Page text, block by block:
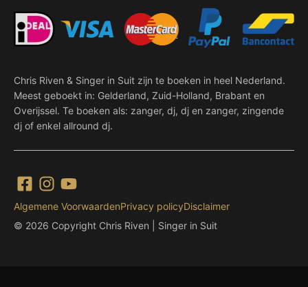
Chris Riven & Singer in Suit zijn te boeken in heel Nederland.
Meest geboekt in: Gelderland, Zuid-Holland, Brabant en
Overijssel. Te boeken als: zanger, dj, dj en zanger, zingende
dj of enkel allround dj.
© 2026 Copyright Chris Riven | Singer in Suit
Algemene VoorwaardenPrivacy policyDisclaimer